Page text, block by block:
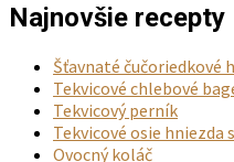
Najnovšie recepty
Šťavnaté čučoriedkové
Tekvicové chlebové
Tekvicový perník
Tekvicové osie hniezda
Ovocný koláč